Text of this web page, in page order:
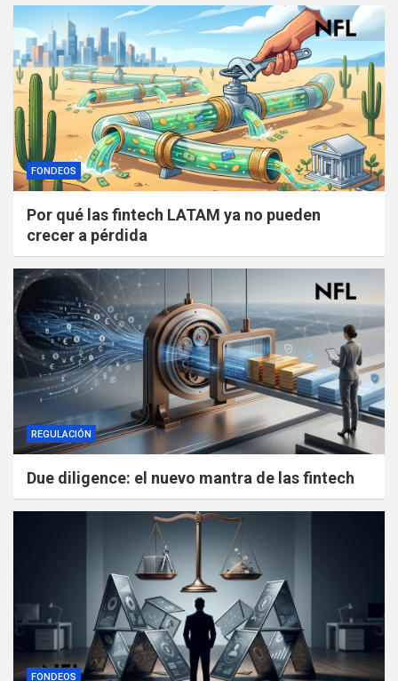
FONDEOS
Por qué las fintech LATAM ya no pueden
crecer a pérdida
REGULACIÓN
Due diligence: el nuevo mantra de las fintech
FONDEOS